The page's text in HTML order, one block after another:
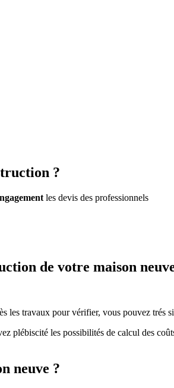
?
les devis des professionnels
de votre maison
les travaux pour vérifier, vous pouvez
plébiscité les possibilités de calcul des
neuve ?